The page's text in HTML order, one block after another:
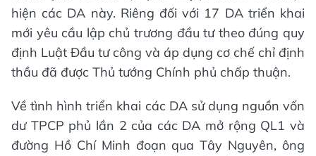
hiện các DA này. Riêng đối với 17 DA triển khai
mới yêu cầu lập chủ trương đầu tư theo đúng quy
định Luật Đầu tư công và áp dụng cơ chế chỉ định
thầu đã được Thủ tướng Chính phủ chấp thuận.
Về tình hình triển khai các DA sử dụng nguồn vốn
dư TPCP phủ lần 2 của các DA mở rộng QL1 và
đường Hồ Chí Minh đoạn qua Tây Nguyên, ông